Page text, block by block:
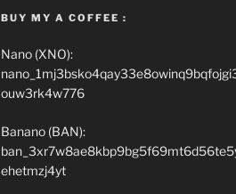
BUY MY A COFFEE :
Nano (XNO):
ouw3rk4w776
Banano (BAN):
ehetmzj4yt